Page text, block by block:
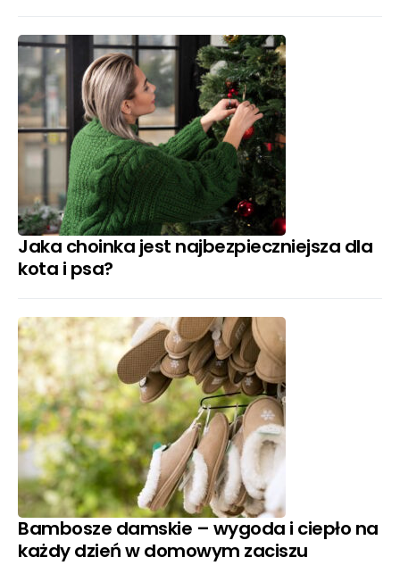
Jaka choinka jest najbezpieczniejsza dla
kota i psa?
Bambosze damskie – wygoda i ciepło na
każdy dzień w domowym zaciszu